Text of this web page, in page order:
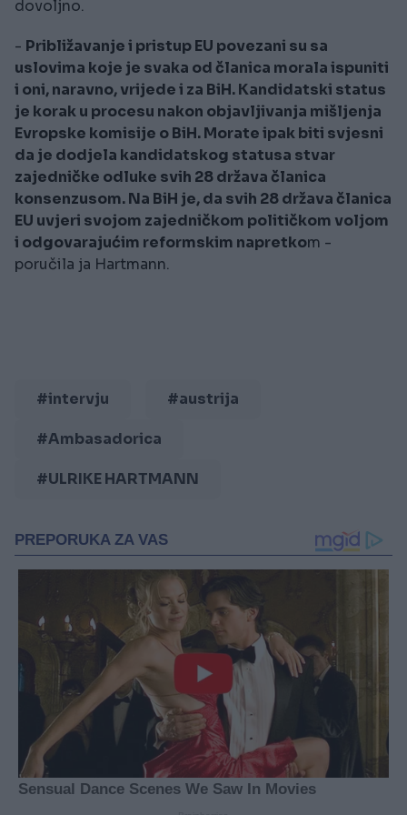
dovoljno.
- Približavanje i pristup EU povezani su sa
uslovima koje je svaka od članica morala ispuniti
i oni, naravno, vrijede i za BiH. Kandidatski status
je korak u procesu nakon objavljivanja mišljenja
Evropske komisije o BiH. Morate ipak biti svjesni
da je dodjela kandidatskog statusa stvar
zajedničke odluke svih 28 država članica
konsenzusom. Na BiH je, da svih 28 država članica
EU uvjeri svojom zajedničkom političkom voljom
i odgovarajućim reformskim napretkom -
poručila ja Hartmann.
#intervju #austrija
#Ambasadorica
#ULRIKE HARTMANN